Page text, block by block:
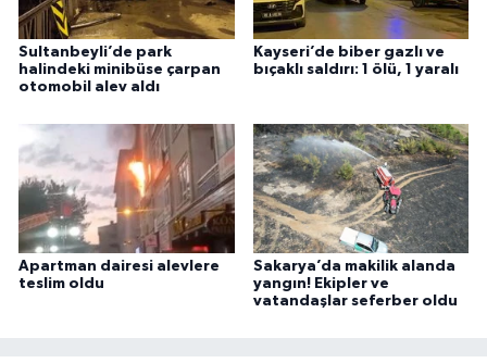
Sultanbeyli’de park
halindeki minibüse çarpan
otomobil alev aldı
Kayseri’de biber gazlı ve
bıçaklı saldırı: 1 ölü, 1 yaralı
Apartman dairesi alevlere
teslim oldu
Sakarya’da makilik alanda
yangın! Ekipler ve
vatandaşlar seferber oldu